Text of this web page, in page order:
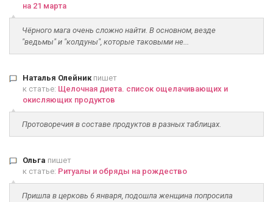
на 21 марта
Чёрного мага очень сложно найти. В основном, везде
"ведьмы" и "колдуны", которые таковыми не...
Наталья Олейникпишет
к статье: Щелочная диета. список ощелачивающих и
окисляющих продуктов
Протоворечия в составе продуктов в разных таблицах.
Ольга пишет
к статье: Ритуалы и обряды на рождество
Пришла в церковь 6 января, подошла женщина попросила